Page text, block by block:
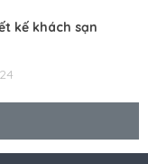
kế khách sạn